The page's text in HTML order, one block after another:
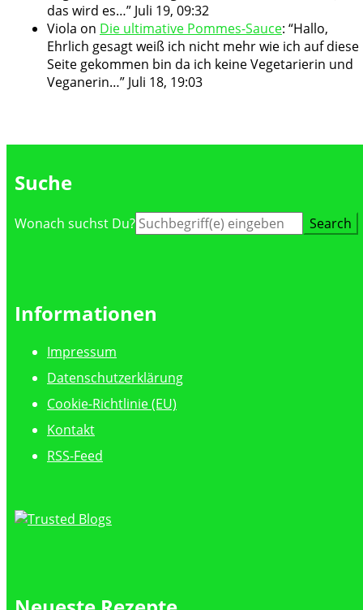
das wird es…” Juli 19, 09:32
Viola on Die ultimative Pommes-Sauce: “Hallo,
Ehrlich gesagt weiß ich nicht mehr wie ich auf diese
Seite gekommen bin da ich keine Vegetarierin und
Veganerin…” Juli 18, 19:03
Suche
Suche
Wonach suchst Du?
Informationen
Impressum
Datenschutzerklärung
Cookie-Richtlinie (EU)
Kontakt
RSS-Feed